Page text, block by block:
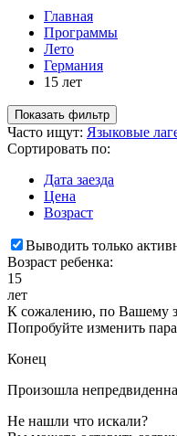
Главная
Программы
Лето
Германия
15 лет
Показать фильтр
Часто ищут: Языковые
Сортировать по:
Дата заезда
Цена
Возраст
Выводить только
Возраст ребенка:
15
лет
К сожалению, по Вашему
Попробуйте изменить
Конец
Произошла
Не нашли что искали?